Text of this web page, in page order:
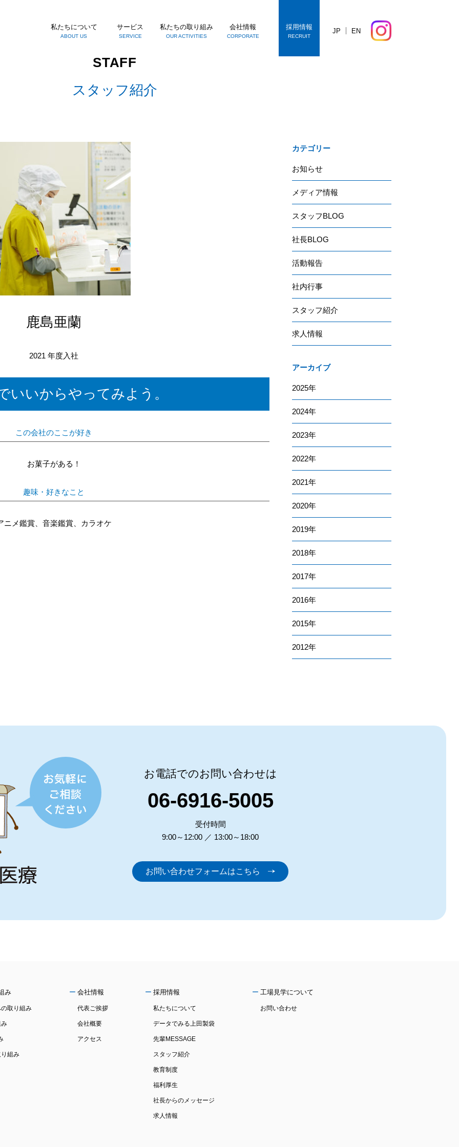
私たちについて
ABOUT US
サービス
SERVICE
私たちの取り組み
OUR ACTIVITIES
会社情報
CORPORATE
採用情報
RECRUIT
JP EN
STAFF
スタッフ紹介
鹿島亜蘭
2021 年度入社
いいからやってみよう。
この会社のここが好き
お菓子がある！
趣味・好きなこと
ニメ鑑賞、音楽鑑賞、カラオケ
カテゴリー
お知らせ
メディア情報
スタッフBLOG
社長BLOG
活動報告
社内行事
スタッフ紹介
求人情報
アーカイブ
2025
2024
2023
2022
2021
2020
2019
2018
2017
2016
2015
2012
お電話でのお問い合わせは
06-6916-5005
受付時間
9:00～12:00 ／ 13:00～18:00
お問い合わせフォームはこちら
み
取り組み
組み
会社情報
代表ご挨拶
会社概要
アクセス
採用情報
私たちについて
データでみる上田製袋
先輩MESSAGE
スタッフ紹介
教育制度
福利厚生
社長からのメッセージ
求人情報
工場見学について
お問い合わせ